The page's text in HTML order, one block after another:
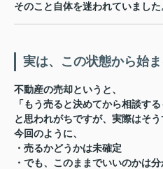
そのこと自体を迷われていました
実は、この状態から始
不動産の売却というと、
「もう売ると決めてから相談する
と思われがちですが、実際はそう
今回のように、
・売るかどうかは未確定
・でも、このままでいいのかは